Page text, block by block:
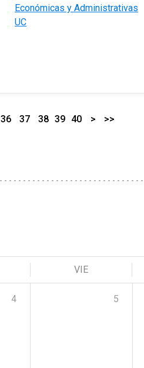
Económicas y Administrativas
UC
36 37 38 39 40 > >>
VIE
4 5